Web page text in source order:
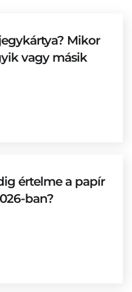
Mikor
vagy másik
értelme a papír
ban?